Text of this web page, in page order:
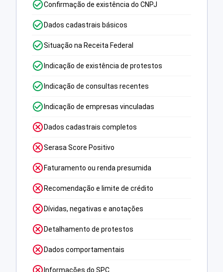
Confirmação de existência do CNPJ
Dados cadastrais básicos
Situação na Receita Federal
Indicação de existência de protestos
Indicação de consultas recentes
Indicação de empresas vinculadas
Dados cadastrais completos
Serasa Score Positivo
Faturamento ou renda presumida
Recomendação e limite de crédito
Dívidas, negativas e anotações
Detalhamento de protestos
Dados comportamentais
Informações do SPC